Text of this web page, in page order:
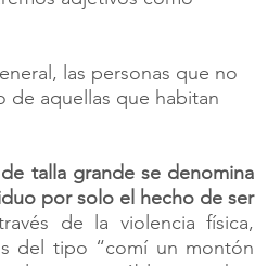
las personas que no
de aquellas que habitan
talla grande se denomina
por solo el hecho de ser
de la violencia física,
del tipo “comí un montón